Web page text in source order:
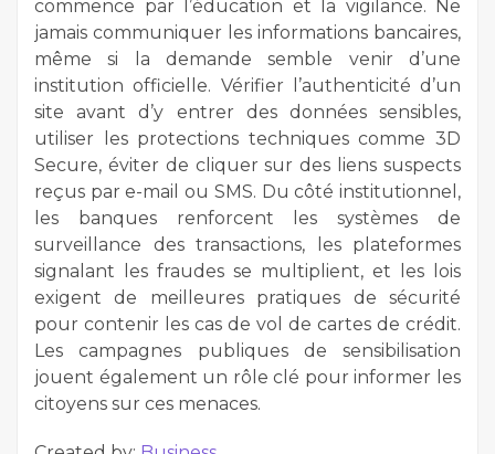
commence par l’éducation et la vigilance. Ne
jamais communiquer les informations bancaires,
même si la demande semble venir d’une
institution officielle. Vérifier l’authenticité d’un
site avant d’y entrer des données sensibles,
utiliser les protections techniques comme 3D
Secure, éviter de cliquer sur des liens suspects
reçus par e-mail ou SMS. Du côté institutionnel,
les banques renforcent les systèmes de
surveillance des transactions, les plateformes
signalant les fraudes se multiplient, et les lois
exigent de meilleures pratiques de sécurité
pour contenir les cas de vol de cartes de crédit.
Les campagnes publiques de sensibilisation
jouent également un rôle clé pour informer les
citoyens sur ces menaces.